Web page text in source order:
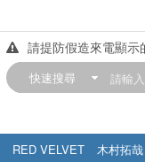
佳佳唱片
請提防假造來電顯示
【中華門市營業時間
快速搜尋
RED VELVET 木村拓哉